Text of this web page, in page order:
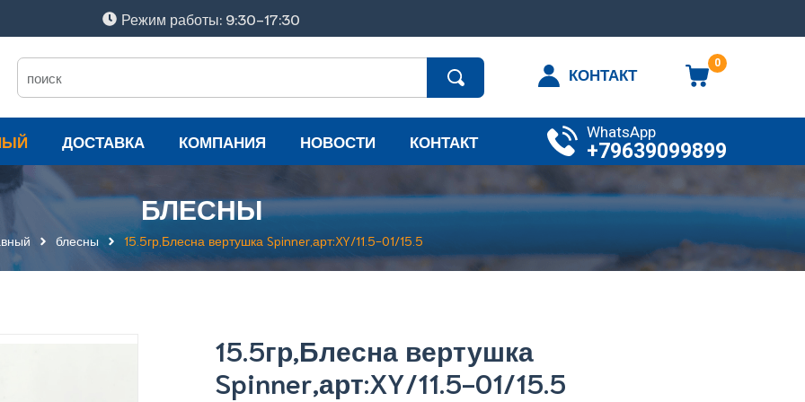
Режим работы: 9:30-17:30
0
КОНТАКТ
ДОСТАВКА КОМПАНИЯ НОВОСТИ КОНТАКТ WhatsApp
+79639099899
БЛЕСНЫ
блесны 15.5гр,Блесна вертушка Spinner,арт:XY/11.5-01/15.5
15.5гр,Блесна вертушка
Spinner,арт:XY/11.5-01/15.5